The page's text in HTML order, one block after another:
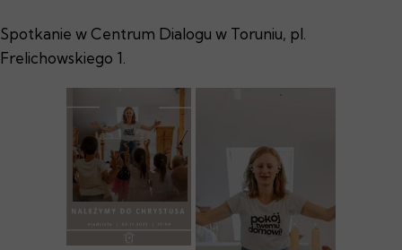
Spotkanie w Centrum Dialogu w Toruniu, pl.
Frelichowskiego 1.